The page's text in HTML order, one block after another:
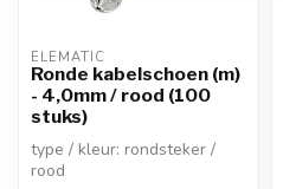
ELEMATIC
Ronde kabelschoen (m)
- 4,0mm / rood (100
stuks)
type / kleur: rondsteker /
rood